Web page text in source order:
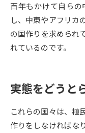
来場型・Web型イベント
志望校・出願校を
併願校選び
百年もかけて自ら
し、中東やアフリカ
の国作りを求められ
れているのです。
実態をどうと
これらの国々は、植
作りをしなければな